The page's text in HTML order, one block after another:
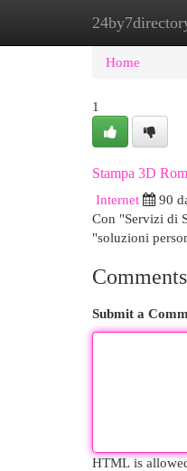
Home
Home
1
Stampa 3D
Internet
90
Con "Servizi di
"soluzioni
Comments
Submit a
HTML is